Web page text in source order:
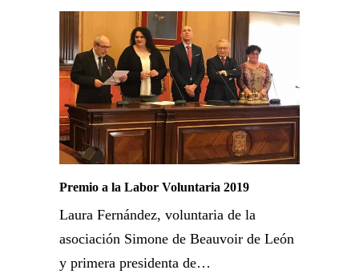
Premio a la Labor Voluntaria 2019
Laura Fernández, voluntaria de la
asociación Simone de Beauvoir de León
y primera presidenta de…